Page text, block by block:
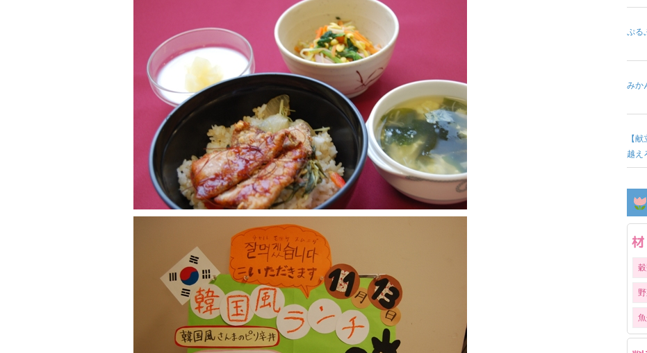
ぷる
みか
【
越え